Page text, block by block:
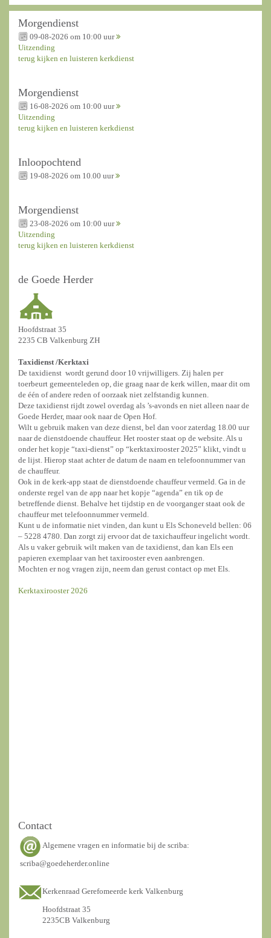
Morgendienst
09-08-2026 om 10:00 uur
Uitzending
terug kijken en luisteren kerkdienst
Morgendienst
16-08-2026 om 10:00 uur
Uitzending
terug kijken en luisteren kerkdienst
Inloopochtend
19-08-2026 om 10.00 uur
Morgendienst
23-08-2026 om 10:00 uur
Uitzending
terug kijken en luisteren kerkdienst
de Goede Herder
Hoofdstraat 35
2235 CB Valkenburg ZH
Taxidienst /Kerktaxi
De taxidienst wordt gerund door 10 vrijwilligers. Zij halen per
toerbeurt gemeenteleden op, die graag naar de kerk willen, maar dit om
de één of andere reden of oorzaak niet zelfstandig kunnen.
Deze taxidienst rijdt zowel overdag als ’s-avonds en niet alleen naar de
Goede Herder, maar ook naar de Open Hof.
Wilt u gebruik maken van deze dienst, bel dan voor zaterdag 18.00 uur
naar de dienstdoende chauffeur. Het rooster staat op de website. Als u
onder het kopje “taxi-dienst” op “kerktaxirooster 2025” klikt, vindt u
de lijst. Hierop staat achter de datum de naam en telefoonnummer van
de chauffeur.
Ook in de kerk-app staat de dienstdoende chauffeur vermeld. Ga in de
onderste regel van de app naar het kopje “agenda” en tik op de
betreffende dienst. Behalve het tijdstip en de voorganger staat ook de
chauffeur met telefoonnummer vermeld.
Kunt u de informatie niet vinden, dan kunt u Els Schoneveld bellen: 06
– 5228 4780. Dan zorgt zij ervoor dat de taxichauffeur ingelicht wordt.
Als u vaker gebruik wilt maken van de taxidienst, dan kan Els een
papieren exemplaar van het taxirooster even aanbrengen.
Mochten er nog vragen zijn, neem dan gerust contact op met Els.
Kerktaxirooster 2026
Contact
Algemene vragen en informatie bij de scriba:
scriba@goedeherder.online
Kerkenraad Gerefomeerde kerk Valkenburg
Hoofdstraat 35
2235CB Valkenburg